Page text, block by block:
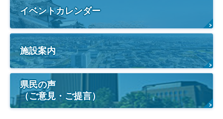
イベントカレンダー
施設案内
県民の声
（ご意見・ご提言）